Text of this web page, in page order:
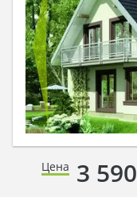
Цена 3 590